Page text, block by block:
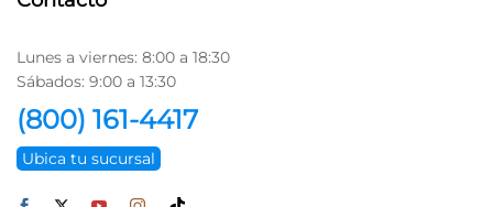
Lunes a viernes: 8:00 a 18:30
Sábados: 9:00 a 13:30
(800) 161-4417
Ubica tu sucursal